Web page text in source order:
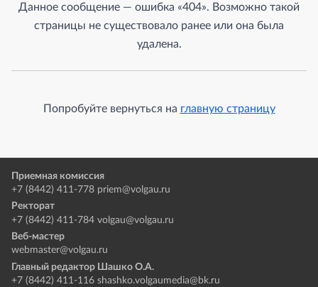
Данное сообщение — ошибка «404». Возможно такой
страницы не существовало ранее или она была
удалена.
Попробуйте вернуться на главную страницу
Приемная комиссия
+7 (8442) 411-778 priem@volgau.ru
Ректорат
+7 (8442) 411-784 volgau@volgau.ru
Веб-мастер
webmaster@volgau.ru
Главный редактор Шашко О.А.
+7 (8442) 411-116 shashko.volgaumedia@bk.ru